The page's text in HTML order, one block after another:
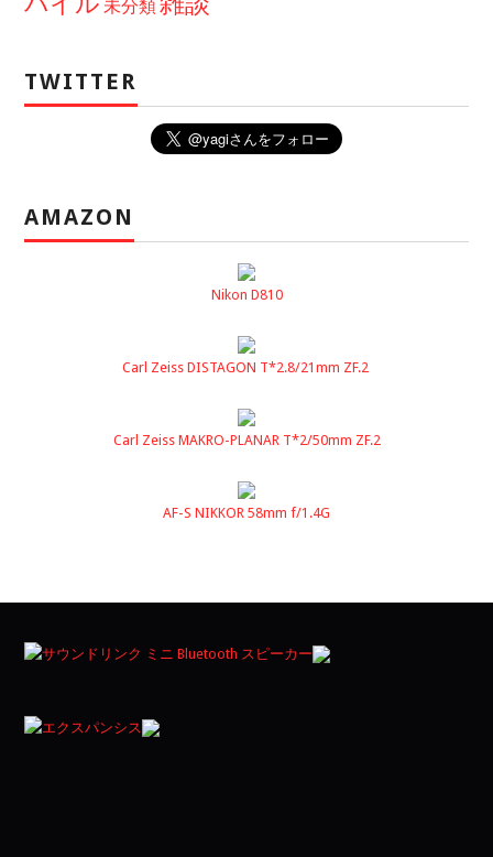
未分類
TWITTER
AMAZON
Nikon D810
Carl Zeiss DISTAGON T*2.8/21mm ZF.2
Carl Zeiss MAKRO-PLANAR T*2/50mm ZF.2
AF-S NIKKOR 58mm f/1.4G